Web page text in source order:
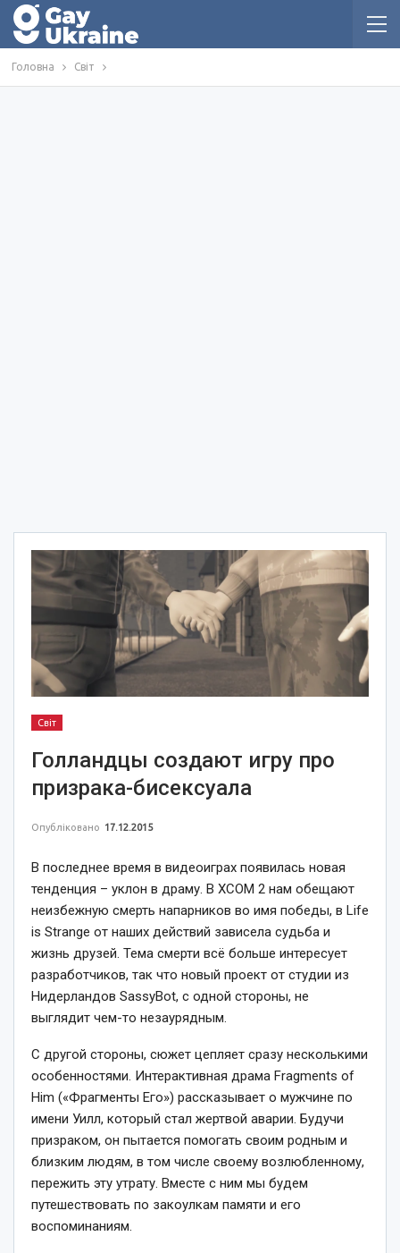
Головна Світ
Світ
Голландцы создают игру про
призрака-бисексуала
Опубліковано 17.12.2015
В последнее время в видеоиграх появилась новая
тенденция – уклон в драму. В XCOM 2 нам обещают
неизбежную смерть напарников во имя победы, в Life
is Strange от наших действий зависела судьба и
жизнь друзей. Тема смерти всё больше интересует
разработчиков, так что новый проект от студии из
Нидерландов SassyBot, с одной стороны, не
выглядит чем-то незаурядным.
С другой стороны, сюжет цепляет сразу несколькими
особенностями. Интерактивная драма Fragments of
Him («Фрагменты Его») рассказывает о мужчине по
имени Уилл, который стал жертвой аварии. Будучи
призраком, он пытается помогать своим родным и
близким людям, в том числе своему возлюбленному,
пережить эту утрату. Вместе с ним мы будем
путешествовать по закоулкам памяти и его
воспоминаниям.